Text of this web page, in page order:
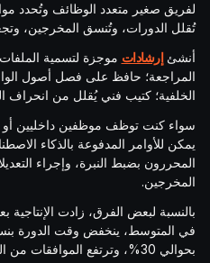
لفريق صغير متعدد الوظائف وتُحدد
تُقلل الدورات، وتُنسق المخرجين،
أنشئإرشادات موجزة لتسمية
المراجعة؛ حافظ على فصل أصول
الخلفية؛ كتيب فني يُقلل من انحراف
سواء كنت توظف موظفين داخليين أو
يمكن للأوامر المدفوعة بالذكاء
المحررون بضبط النبرة، وإجراء
المخرجين.
بالنسبة لبعض الفرق، زادت
بحوالي 30%، وترتفع الموافقات من المرة الأولى بنسبة 20% تقريبًا.